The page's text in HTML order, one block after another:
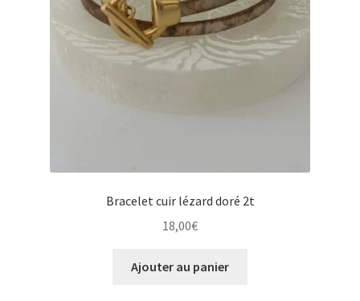
Bracelet cuir lézard doré 2t
18,00€
Ajouter au panier